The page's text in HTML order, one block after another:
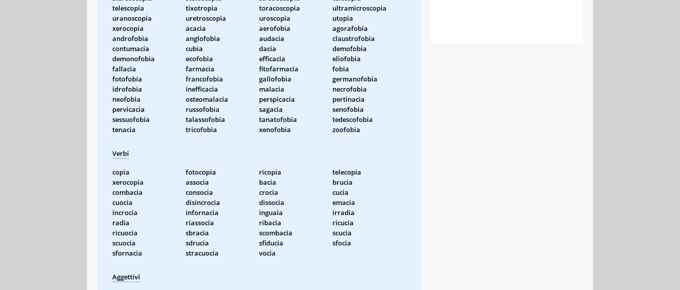
telescopia
tixotropia toracoscopia
ultramicroscopia
uranoscopia
uretroscopia uroscopia
utopia
xerocopia
acacia aerofobia
agorafobia
androfobia
anglofobia audacia
claustrofobia
contumacia
cubia dacia
demofobia
demonofobia
ecofobia efficacia
eliofobia
fallacia
farmacia fitofarmacia
fobia
fotofobia
francofobia gallofobia
germanofobia
idrofobia
inefficacia malacia
necrofobia
neofobia
osteomalacia perspicacia
pertinacia
pervicacia
russofobia sagacia
senofobia
sessuofobia
talassofobia tanatofobia
tedescofobia
tenacia
tricofobia xenofobia zoofobia
Verbi
copia fotocopia ricopia
telecopia
xerocopia
associa bacia
brucia
combacia
consocia crocia
cucia
cuocia
disincrocia dissocia
emacia
incrocia
infornacia inguaia
irradia
radia
riassocia ribacia
ricucia
ricuocia
sbracia scombacia
scucia
scuocia
sdrucia sfiducia
sfocia
sfornacia
stracuocia vocia
Aggettivi